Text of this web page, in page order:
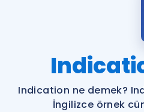
Indication ne demek?
İngilizce örnek